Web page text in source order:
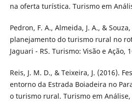
na oferta turística. Turismo em
Pedron, F. A., Almeida, J. A., &
planejamento do turismo rural no
Jaguari - RS. Turismo: Visão e Ação,
Reis, J. M. D., & Teixeira, J. (2016).
entorno da Estrada Boiadeira no
o turismo rural. Turismo em Análise,